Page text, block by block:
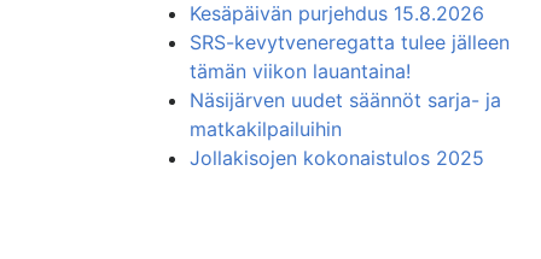
Kesäpäivän purjehdus 15.8.2026
SRS-kevytveneregatta tulee jälleen
tämän viikon lauantaina!
Näsijärven uudet säännöt sarja- ja
matkakilpailuihin
Jollakisojen kokonaistulos 2025